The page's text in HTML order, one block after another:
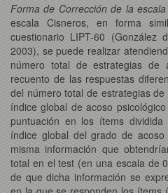
Forma de Corrección de la
escala Cisneros, en forma
cuestionario LIPT-60 (González
2003), se puede realizar
número total de estrategias de
recuento de las respuestas
del número total de estrategias
índice global de acoso
puntuación en los ítems
índice global del grado de
misma información que
total en el test (en una escala de
de que dicha información se